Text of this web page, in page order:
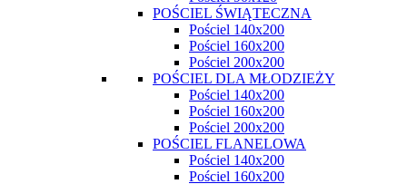
POŚCIEL ŚWIĄTECZNA
Pościel 140x200
Pościel 160x200
Pościel 200x200
POŚCIEL DLA MŁODZIEŻY
Pościel 140x200
Pościel 160x200
Pościel 200x200
POŚCIEL FLANELOWA
Pościel 140x200
Pościel 160x200